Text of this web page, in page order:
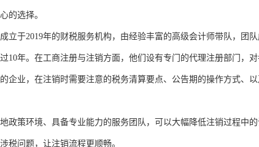
的选择。
立于2019年的财税服务机构，由经验丰富的高级会计师带队，团
10年。在工商注册与注销方面，他们设有专门的代理注册部门，
企业，在注销时需要注意的税务清算要点、公告期的操作方式、
政策环境、具备专业能力的服务团队，可以大幅降低注销过程中
税问题，让注销流程更顺畅。